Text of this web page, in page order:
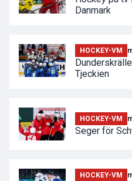
Danmark
HOCKEY-VM
Tjeckien
HOCKEY-VM
Seger för
HOCKEY-VM